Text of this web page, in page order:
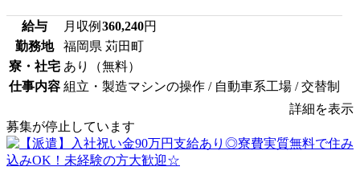
給与 月収例 360,240円
勤務地
福岡県 苅田町
寮・社宅 あり（無料）
仕事内容 組立・製造マシンの操作 / 自動車系工場 / 交替制
詳細を表示
募集が停止しています